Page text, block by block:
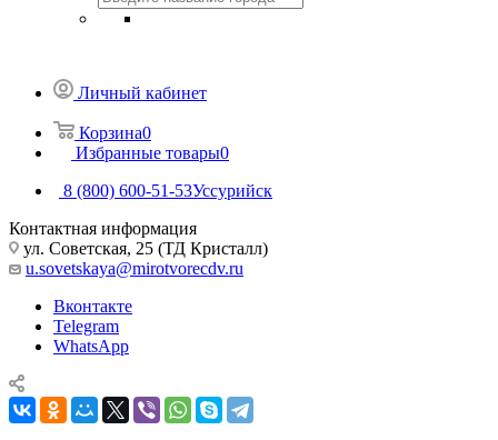
Личный кабинет
Корзина0
Избранные товары0
8 (800) 600-51-53Уссурийск
Контактная информация
ул. Советская, 25 (ТД Кристалл)
u.sovetskaya@mirotvorecdv.ru
Вконтакте
Telegram
WhatsApp